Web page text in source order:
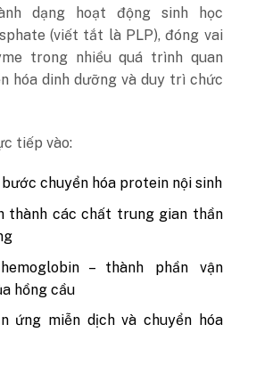
dạng hoạt động sinh học
(viết tắt là PLP), đóng vai
trong nhiều quá trình quan
hóa dinh dưỡng và duy trì chức
tiếp vào:
chuyển hóa protein nội sinh
thành các chất trung gian thần
– thành phần vận
hồng cầu
ứng miễn dịch và chuyển hóa